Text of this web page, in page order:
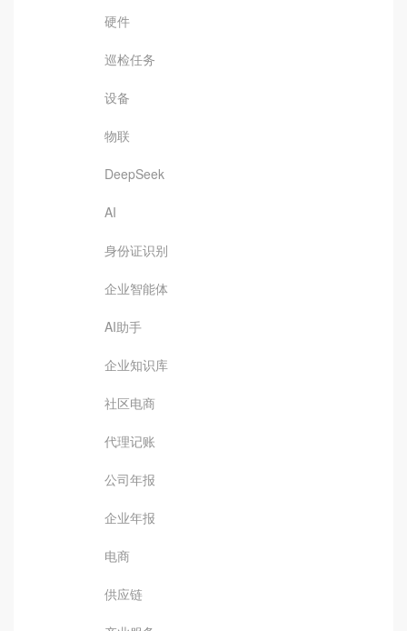
硬件
巡检任务
设备
物联
DeepSeek
AI
身份证识别
企业智能体
AI助手
企业知识库
社区电商
代理记账
公司年报
企业年报
电商
供应链